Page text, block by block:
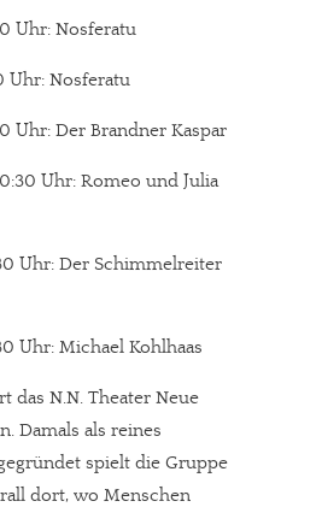
Uhr: Nosferatu
Uhr: Nosferatu
Uhr: Der Brandner Kaspar
Uhr: Romeo und Julia
Uhr: Der Schimmelreiter
Uhr: Michael Kohlhaas
das N.N. Theater Neue
Damals als reines
spielt die Gruppe
dort, wo Menschen